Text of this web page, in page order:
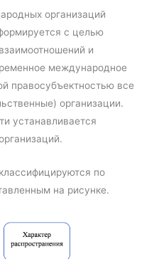
организаций
с целью
и
международное
правосубъектностью все
организации.
устанавливается
по
на рисунке.